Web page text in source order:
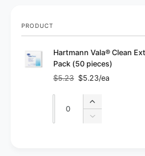
Your
cart
PRODUCT
Hartmann Vala® Clean
Pack (50 pieces)
Regular
price
$5.23
Sale
price
$5.23/ea
Quantity
Increase
quantity
Decrease